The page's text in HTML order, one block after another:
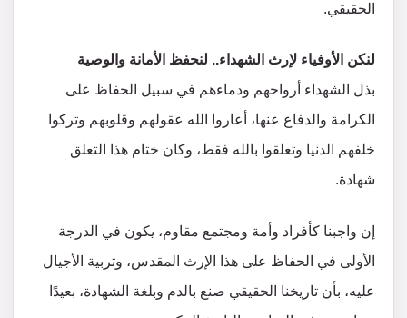
الحقيقي.
لنكن الأوفياء لإرث الشهداء.. لنحفظ الأمانة والوصية
بذل الشهداء أرواحهم ودماءهم في سبيل الحفاظ على
الكرامة والدفاع عنها، أعاروا الله عقولهم وقلوبهم وتركوا
خلفهم الدنيا وتعلقوا بالله فقط، وكان ختام هذا التعلق
شهادة.
إن واجبنا كأفراد وأمة ومجتمع مقاوم، يكون في الدرجة
الأولى في الحفاظ على هذا الإرث المقدس، وتربية الأجيال
عليه، بأن تاريخنا الحقيقي صنع بالدم وبلغة الشهادة، بعيدًا